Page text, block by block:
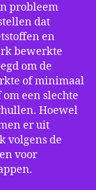
probleem
dat
en
bewerkte
om de
of minimaal
een slechte
Hoewel
er uit
volgens de
voor